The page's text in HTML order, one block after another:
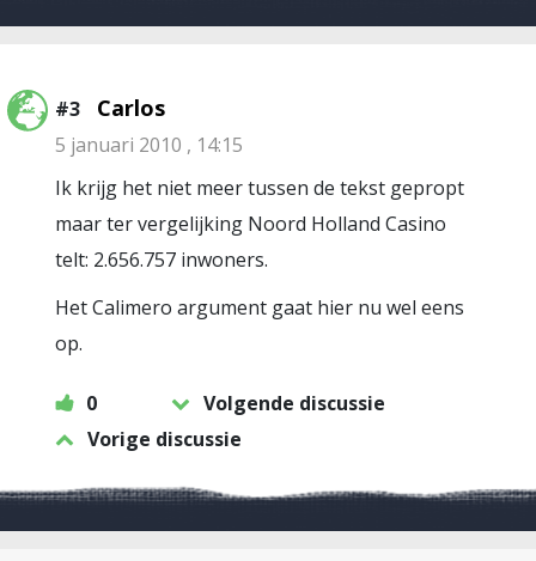
#3 Carlos
5 januari 2010 , 14:15
Ik krijg het niet meer tussen de tekst gepropt
maar ter vergelijking Noord Holland Casino
telt: 2.656.757 inwoners.
Het Calimero argument gaat hier nu wel eens
op.
0
Volgende discussie
Vorige discussie